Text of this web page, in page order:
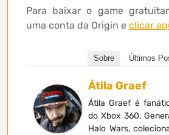
Para baixar o game
uma conta da Origin e clicar
Sobre Últimos
Átila Graef
Átila Graef é
do Xbox 360,
Halo Wars,